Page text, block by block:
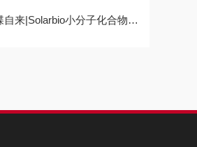
|Solarbio小分子化合物“优秀员工展”第七期